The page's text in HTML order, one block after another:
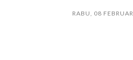
RABU, 08